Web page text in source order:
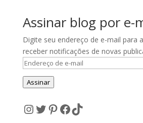
Assinar blog por e-
Digite seu endereço de e-mail para
receber notificações de novas
Endereço
e-Assinar
Instagram
Twitter
Pinterest
Facebook
TikTok